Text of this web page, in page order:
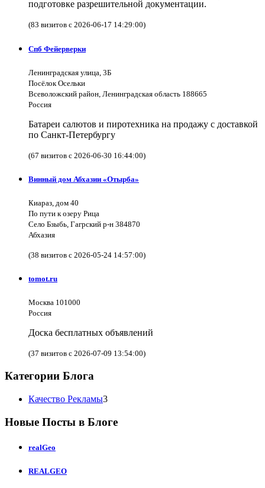
подготовке разрешительной документации.
(83 визитов с 2026-06-17 14:29:00)
Спб Фейерверки
Ленинградская улица, 3Б
Посёлок Осельки
Всеволожский район, Ленинградская область 188665
Россия
Батареи салютов и пиротехника на продажу с доставкой
по Санкт-Петербургу
(67 визитов с 2026-06-30 16:44:00)
Винный дом Абхазии «Отырба»
Киараз, дом 40
По пути к озеру Рица
Село Бзыбь, Гагрский р-н 384870
Абхазия
(38 визитов с 2026-05-24 14:57:00)
tomot.ru
Москва 101000
Россия
Доска бесплатных объявлений
(37 визитов с 2026-07-09 13:54:00)
Категории Блога
Качество Рекламы3
Новые Посты в Блоге
realGeo
REALGEO